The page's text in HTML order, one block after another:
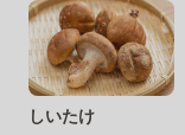
しいたけ